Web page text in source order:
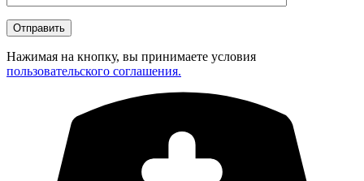
Нажимая на кнопку, вы принимаете условия
пользовательского соглашения.